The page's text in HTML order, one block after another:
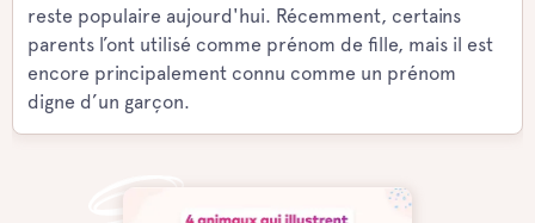
reste populaire aujourd'hui. Récemment, certains
parents l’ont utilisé comme prénom de fille, mais il est
encore principalement connu comme un prénom
digne d’un garçon.